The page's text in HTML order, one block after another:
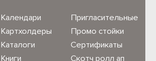
Календари
Картхолдеры
Каталоги
Книги
Пригласительные
Промо стойки
Сертификаты
Скотч ролл ап